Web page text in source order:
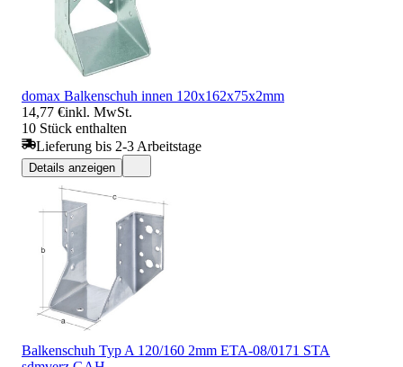
domax Balkenschuh innen 120x162x75x2mm
14,77 €inkl. MwSt.
10 Stück enthalten
Lieferung bis 2-3 Arbeitstage
Details anzeigen
Balkenschuh Typ A 120/160 2mm ETA-08/0171 STA